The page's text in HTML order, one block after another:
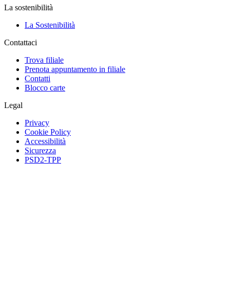
La sostenibilità
La Sostenibilità
Contattaci
Trova filiale
Prenota appuntamento in filiale
Contatti
Blocco carte
Legal
Privacy
Cookie Policy
Accessibilità
Sicurezza
PSD2-TPP